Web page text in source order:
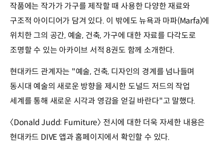
작품에는 작가가 가구를 제작할 때 사용한 다양한 재료와
구조적 아이디어가 담겨 있다. 이 밖에도 뉴욕과 마파(Marfa)에
위치한 그의 공간, 예술, 건축, 가구에 대한 자료를 다각도로
조명할 수 있는 아카이브 서적 8권도 함께 소개한다.
현대카드 관계자는 "예술, 건축, 디자인의 경계를 넘나들며
동시대 예술의 새로운 방향을 제시한 도널드 저드의 작업
세계를 통해 새로운 시각과 영감을 얻길 바란다"고 말했다.
〈Donald Judd: Furniture〉 전시에 대한 더욱 자세한 내용은
현대카드 DIVE 앱과 홈페이지에서 확인할 수 있다.